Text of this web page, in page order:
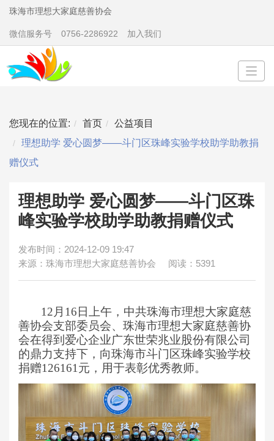
珠海市理想大家庭慈善协会
微信服务号 0756-2286922 加入我们
您现在的位置: 首页
公益项目
理想助学 爱心圆梦——斗门区珠峰实验学校助学助教捐
赠仪式
理想助学 爱心圆梦——斗门区珠
峰实验学校助学助教捐赠仪式
发布时间：2024-12-09 19:47
来源：珠海市理想大家庭慈善协会
阅读：5391
12月16日上午，中共珠海市理想大家庭慈
善协会支部委员会、 珠海市理想大家庭慈善协
会在得到爱心企业广东世荣兆业股份有限公司
的鼎力支持下，向珠海市斗门区珠峰实验学校
捐赠126161元，用于表彰优秀教师。